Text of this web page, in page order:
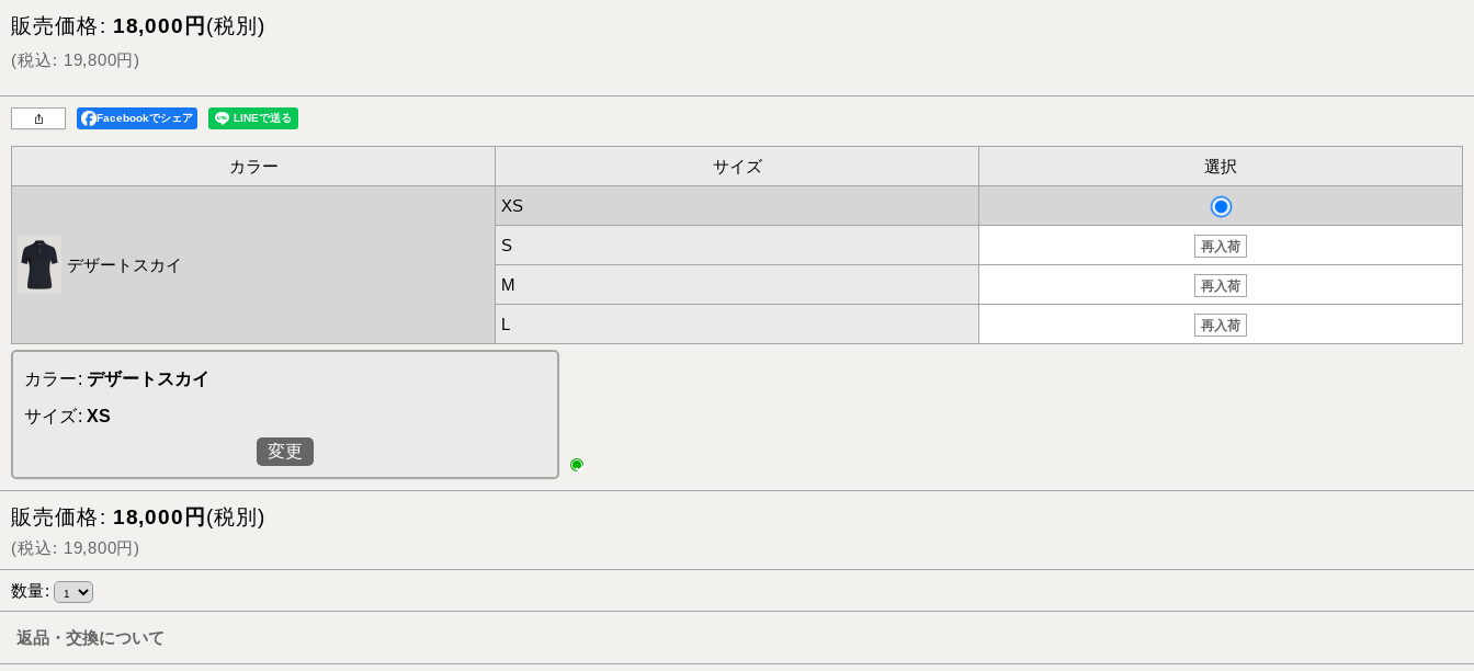
販売価格: 18,000 円 (税別)
(税込: 19,800円)
Facebookでシェア
カラー サイズ 選択
デザートスカイ
XS
S 再入荷
M 再入荷
L 再入荷
カラー: デザートスカイ
サイズ: XS
変更
販売価格: 18,000 円 (税別)
(税込: 19,800円)
数量:
返品・交換について